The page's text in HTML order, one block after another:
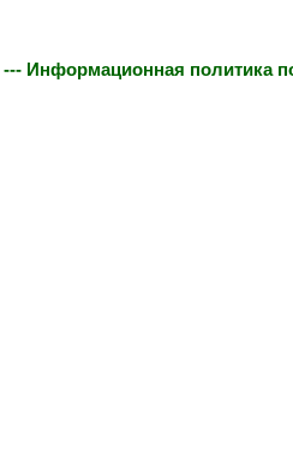
--- Информационная политика